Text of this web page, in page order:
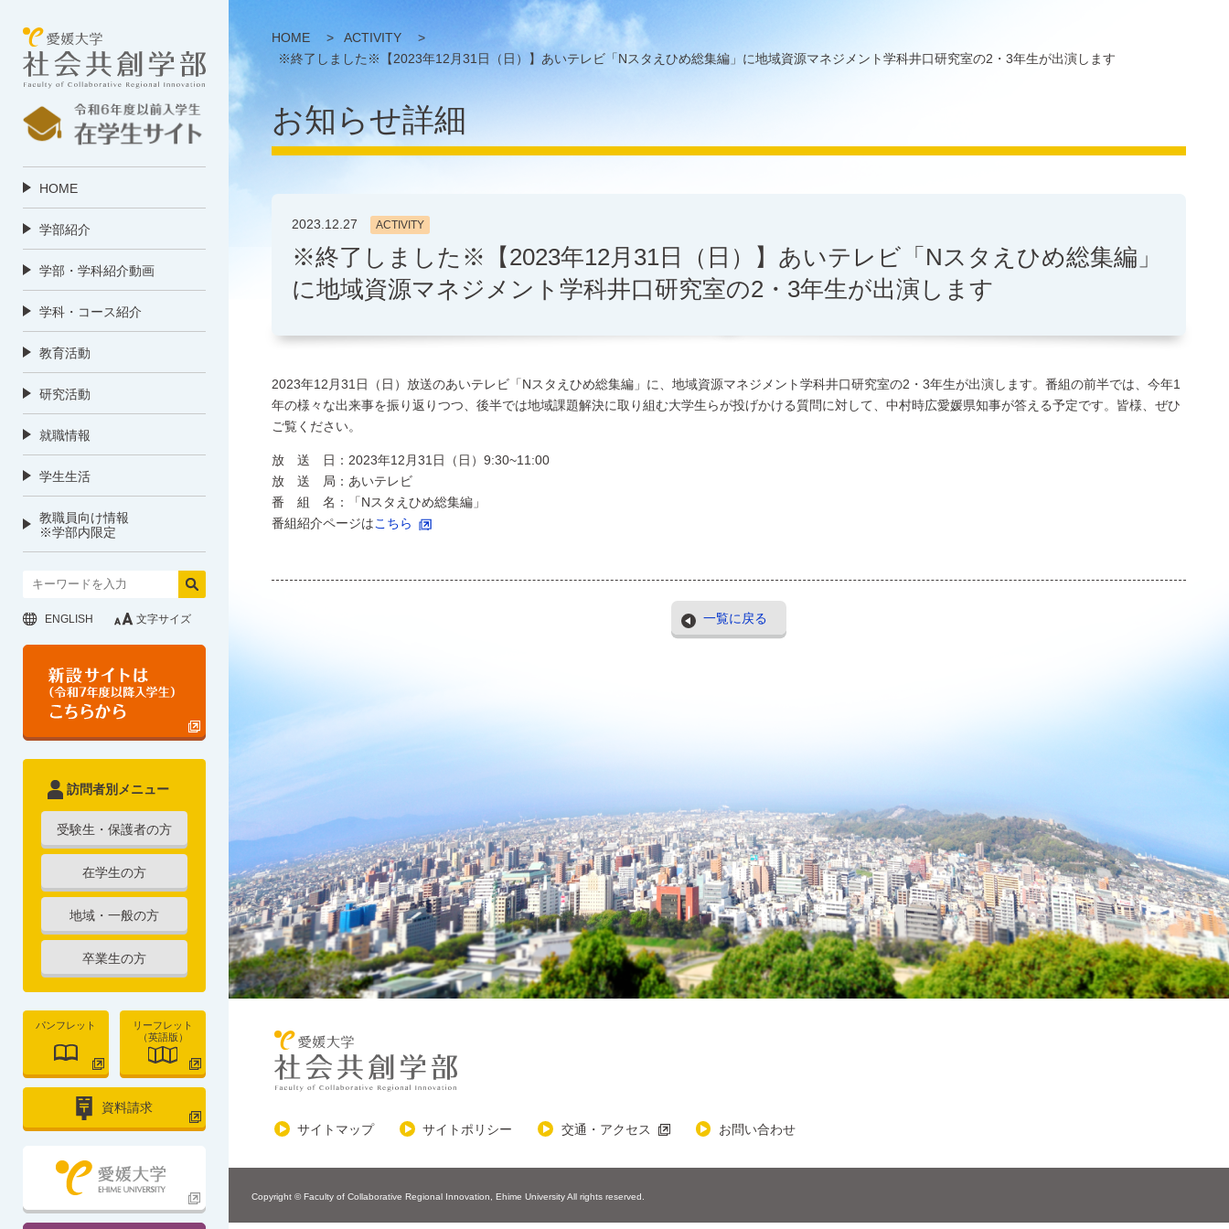
HOME
学部紹介
学部・学科紹介動画
学科・コース紹介
教育活動
研究活動
就職情報
学生生活
教職員向け情報
※学部内限定
ENGLISH 文字サイズ
訪問者別メニュー
受験生・保護者の方
在学生の方
地域・一般の方
卒業生の方
パンフレット
リーフレット
（英語版）
資料請求
HOME > ACTIVITY
>
※終了しました※【2023年12月31日（日）】あいテレビ「Nスタえひめ総集編」に地域資源マネジメント学科井口研究室の2・3年生が出演します
お知らせ詳細
2023.12.27 ACTIVITY
※終了しました※【2023年12月31日（日）】あいテレビ「Nスタえひめ総集編」
に地域資源マネジメント学科井口研究室の2・3年生が出演します
2023年12月31日（日）放送のあいテレビ「Nスタえひめ総集編」に、地域資源マネジメント学科井口研究室の2・3年生が出演します。番組の前半では、今年1
年の様々な出来事を振り返りつつ、後半では地域課題解決に取り組む大学生らが投げかける質問に対して、中村時広愛媛県知事が答える予定です。皆様、ぜひ
ご覧ください。
放 送 日：2023年12月31日（日）9:30~11:00
放 送 局：あいテレビ
番 組 名：「Nスタえひめ総集編」
番組紹介ページはこちら
一覧に戻る
サイトマップ サイトポリシー 交通・アクセス お問い合わせ
Copyright © Faculty of Collaborative Regional Innovation, Ehime University All rights reserved.